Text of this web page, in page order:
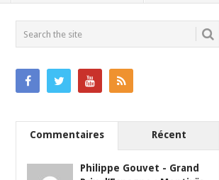
Commentaires Récent
Philippe Gouvet - Grand